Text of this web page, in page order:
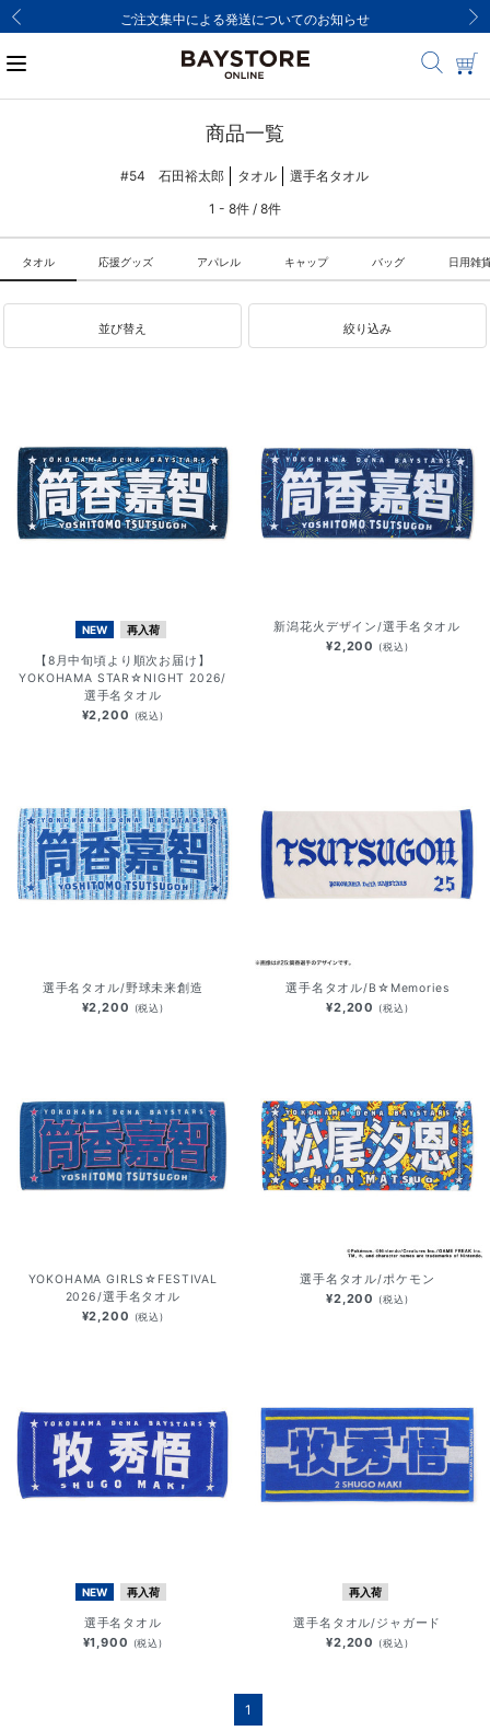
ご注文集中による発送についてのお知らせ
商品一覧
#54 石田裕太郎 タオル
選手名タオル
1 - 8件 / 8件
タオル 応援グッズ アパレル キャップ バッグ 日用雑
並び替え 絞り込み
NEW 再入荷
【8月中旬頃より順次お届け】
YOKOHAMA STAR☆NIGHT 2026/
選手名タオル
¥2,200 (税込)
新潟花火デザイン/選手名タオル
¥2,200 (税込)
選手名タオル/野球未来創造
¥2,200 (税込)
選手名タオル/B☆Memories
¥2,200 (税込)
YOKOHAMA GIRLS☆FESTIVAL
2026/選手名タオル
¥2,200 (税込)
選手名タオル/ポケモン
¥2,200 (税込)
NEW 再入荷
選手名タオル
¥1,900 (税込)
再入荷
選手名タオル/ジャガード
¥2,200 (税込)
1